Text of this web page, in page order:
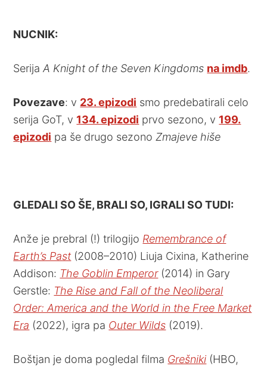
NUCNIK:
SerijaA Knight of the Seven Kingdoms na imdb.
Povezave: v 23. epizodi smo predebatirali celo
serija GoT, v 134. epizodi prvo sezono, v 199.
epizodi pa še drugo sezono Zmajeve hiše
GLEDALI SO ŠE, BRALI SO, IGRALI SO TUDI:
Anže je prebral (!) trilogijo Remembrance of
Earth’s Past (2008–2010) Liuja Cixina, Katherine
Addison: The Goblin Emperor(2014) in Gary
Gerstle: The Rise and Fall of the Neoliberal
Order: America and the World in the Free Market
Era (2022), igra pa Outer Wilds (2019).
Boštjan je doma pogledal filma Grešniki (HBO,